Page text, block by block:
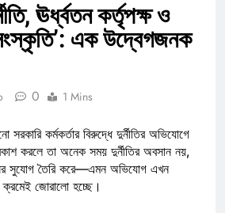
ঊর্ধ্বতন কর্তৃপক্ষ ও
সংস্কৃতি’: এক উদ্বেগজনক
0 1 Mins
সরকারি কর্মকর্তার বিরুদ্ধে দুর্নীতির অভিযোগে
করলে তা অনেক সময় দুর্নীতির অবসান নয়,
সুযোগ তৈরি করে—এমন অভিযোগ এখন
ক্রমেই জোরালো হচ্ছে।